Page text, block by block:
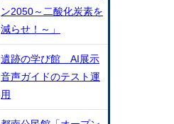
ン2050～二酸化炭素を
減らせ！～」
遺跡の学び館 AI展示
音声ガイドのテスト運
用